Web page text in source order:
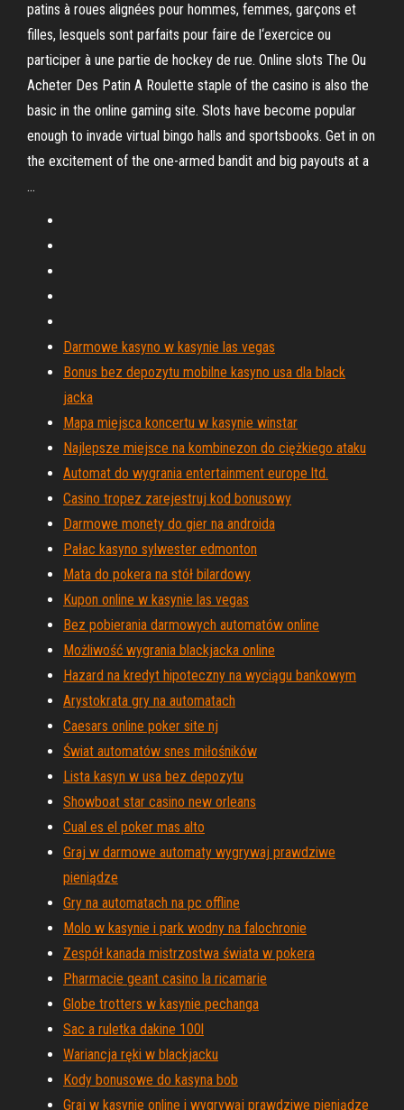
patins à roues alignées pour hommes, femmes, garçons et
filles, lesquels sont parfaits pour faire de l‘exercice ou
participer à une partie de hockey de rue. Online slots The Ou
Acheter Des Patin A Roulette staple of the casino is also the
basic in the online gaming site. Slots have become popular
enough to invade virtual bingo halls and sportsbooks. Get in on
the excitement of the one-armed bandit and big payouts at a
…
Darmowe kasyno w kasynie las vegas
Bonus bez depozytu mobilne kasyno usa dla black
jacka
Mapa miejsca koncertu w kasynie winstar
Najlepsze miejsce na kombinezon do ciężkiego ataku
Automat do wygrania entertainment europe ltd.
Casino tropez zarejestruj kod bonusowy
Darmowe monety do gier na androida
Pałac kasyno sylwester edmonton
Mata do pokera na stół bilardowy
Kupon online w kasynie las vegas
Bez pobierania darmowych automatów online
Możliwość wygrania blackjacka online
Hazard na kredyt hipoteczny na wyciągu bankowym
Arystokrata gry na automatach
Caesars online poker site nj
Świat automatów snes miłośników
Lista kasyn w usa bez depozytu
Showboat star casino new orleans
Cual es el poker mas alto
Graj w darmowe automaty wygrywaj prawdziwe
pieniądze
Gry na automatach na pc offline
Molo w kasynie i park wodny na falochronie
Zespół kanada mistrzostwa świata w pokera
Pharmacie geant casino la ricamarie
Globe trotters w kasynie pechanga
Sac a ruletka dakine 100l
Wariancja ręki w blackjacku
Kody bonusowe do kasyna bob
Graj w kasynie online i wygrywaj prawdziwe pieniądze